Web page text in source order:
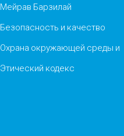
Мейрав Барзилай
Безопасность и качество
Охрана окружающей среды и
Этический кодекс